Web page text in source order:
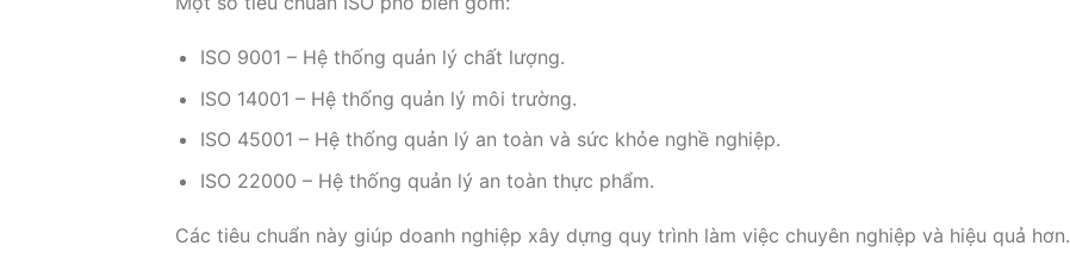
ISO 9001 – Hệ thống quản lý chất lượng.
ISO 14001 – Hệ thống quản lý môi trường.
ISO 45001 – Hệ thống quản lý an toàn và sức khỏe nghề nghiệp.
ISO 22000 – Hệ thống quản lý an toàn thực phẩm.
Các tiêu chuẩn này giúp doanh nghiệp xây dựng quy trình làm việc chuyên nghiệp và hiệu quả hơn.